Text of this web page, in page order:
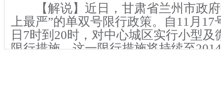
【解说】近日，甘肃省兰州市政府
上最严”的单双号限行政策。自11月
日7时到20时，对中心城区实行小型及
限行措施，这一限行措施将持续至